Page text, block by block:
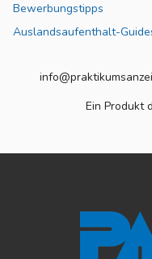
Bewerbungstipps
Auslandsaufenthalt-
Ein Produkt